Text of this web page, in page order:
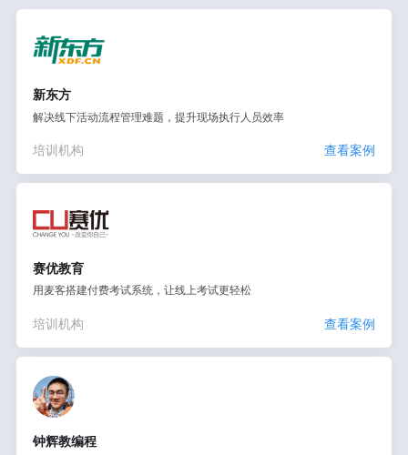
新东方
解决线下活动流程管理难题，提升现场执行人员效率
培训机构 查看案例
赛优教育
用麦客搭建付费考试系统，让线上考试更轻松
培训机构 查看案例
钟辉教编程